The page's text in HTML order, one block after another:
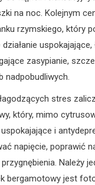
na noc. Kolejnym
rzymskiego, który
uspokajające,
zasypianie,
nadpobudliwych.
stres
który, mimo
i
napięcie, poprawić
Należy
bergamotowy jest